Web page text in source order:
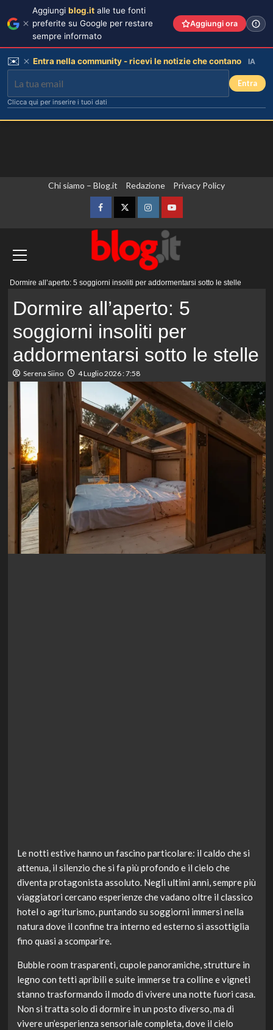
Chi siamo – Blog.it Redazione Privacy Policy
FacebookTwitterInstagramYouTube
Dormire all’aperto: 5 soggiorni insoliti per addormentarsi sotto le stelle
Dormire all’aperto: 5
soggiorni insoliti per
addormentarsi sotto le stelle
Serena Siino 4 Luglio 2026 : 7:58
Le notti estive hanno un fascino particolare: il caldo che si
attenua, il silenzio che si fa più profondo e il cielo che
diventa protagonista assoluto. Negli ultimi anni, sempre più
viaggiatori cercano esperienze che vadano oltre il classico
hotel o agriturismo, puntando su soggiorni immersi nella
natura dove il confine tra interno ed esterno si assottiglia
fino quasi a scomparire.
Bubble room trasparenti, cupole panoramiche, strutture in
legno con tetti apribili e suite immerse tra colline e vigneti
stanno trasformando il modo di vivere una notte fuori casa.
Non si tratta solo di dormire in un posto diverso, ma di
vivere un’esperienza sensoriale completa, dove il cielo
Aggiungi blog.it alle tue fonti
preferite su Google per restare
sempre informato
Aggiungi ora
✉️ Entra nella community - ricevi le notizie che contano IA
Entra
Clicca qui per inserire i tuoi dati